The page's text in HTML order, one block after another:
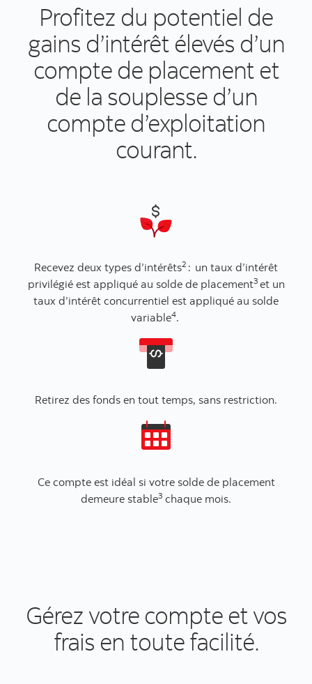
Profitez du potentiel de
gains d’intérêt élevés d’un
compte de placement et
de la souplesse d’un
compte d’exploitation
courant.
Recevez deux types d’intérêts2 : un taux d’intérêt
privilégié est appliqué au solde de placement3 et un
taux d’intérêt concurrentiel est appliqué au solde
variable4.
Retirez des fonds en tout temps, sans restriction.
Ce compte est idéal si votre solde de placement
demeure stable3 chaque mois.
Gérez votre compte et vos
frais en toute facilité.